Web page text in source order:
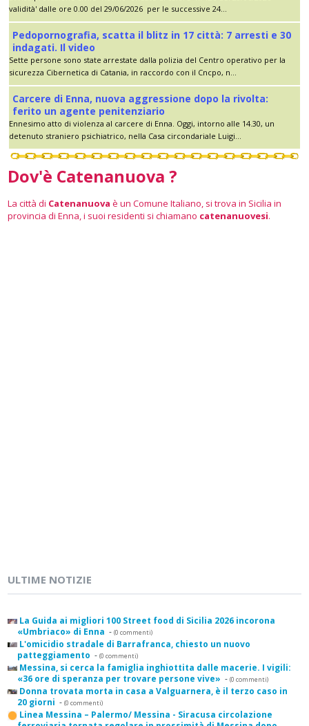
validità' dalle ore 0.00 del 29/06/2026 per le successive 24...
Pedopornografia, scatta il blitz in 17 città: 7 arresti e 30
indagati. Il video
Sette persone sono state arrestate dalla polizia del Centro operativo per la
sicurezza Cibernetica di Catania, in raccordo con il Cncpo, n...
Carcere di Enna, nuova aggressione dopo la rivolta:
ferito un agente penitenziario
Ennesimo atto di violenza al carcere di Enna. Oggi, intorno alle 14.30, un
detenuto straniero psichiatrico, nella Casa circondariale Luigi...
Dov'è Catenanuova ?
La città di Catenanuova è un Comune Italiano, si trova in Sicilia in
provincia di Enna, i suoi residenti si chiamano catenanuovesi.
ULTIME NOTIZIE
La Guida ai migliori 100 Street food di Sicilia 2026 incorona
«Umbriaco» di Enna - (0 commenti)
L'omicidio stradale di Barrafranca, chiesto un nuovo
patteggiamento - (0 commenti)
Messina, si cerca la famiglia inghiottita dalle macerie. I vigili:
«36 ore di speranza per trovare persone vive» - (0 commenti)
Donna trovata morta in casa a Valguarnera, è il terzo caso in
20 giorni - (0 commenti)
Linea Messina – Palermo/ Messina - Siracusa circolazione